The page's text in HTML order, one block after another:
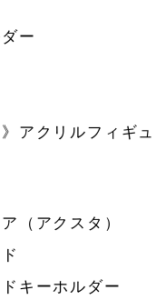
ー
アクリルフィギュ
（アクスタ）
キーホルダー